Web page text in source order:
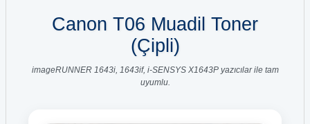
Canon T06 Muadil Toner
(Çipli)
imageRUNNER 1643i, 1643if, i-SENSYS X1643P yazıcılar ile tam
uyumlu.